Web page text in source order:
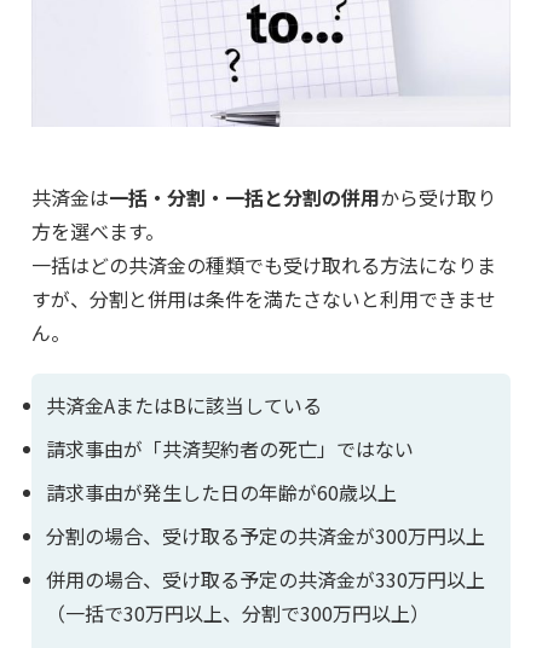
共済金は一括・分割・一括と分割の併用から受け取り
方を選べます。
一括はどの共済金の種類でも受け取れる方法になりま
すが、分割と併用は条件を満たさないと利用できませ
ん。
共済金AまたはBに該当している
請求事由が「共済契約者の死亡」ではない
請求事由が発生した日の年齢が60歳以上
分割の場合、受け取る予定の共済金が300万円以上
併用の場合、受け取る予定の共済金が330万円以上
（一括で30万円以上、分割で300万円以上）